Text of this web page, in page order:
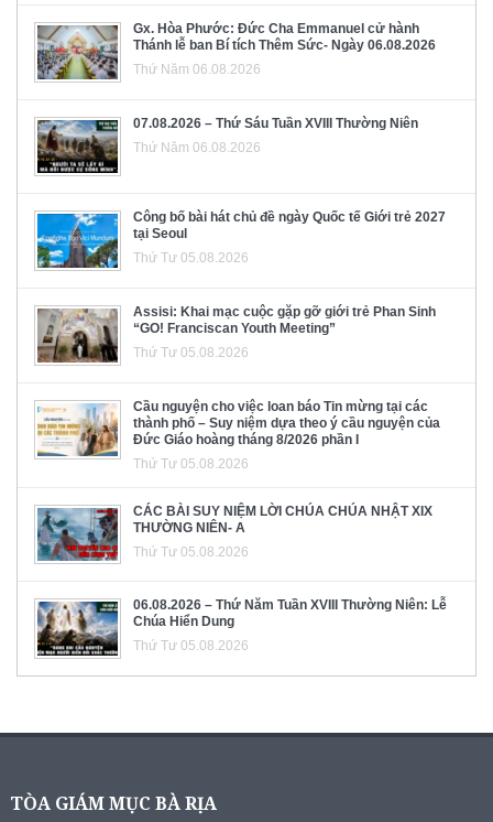
Gx. Hòa Phước: Đức Cha Emmanuel cử hành
Thánh lễ ban Bí tích Thêm Sức- Ngày 06.08.2026
Thứ Năm 06.08.2026
07.08.2026 – Thứ Sáu Tuần XVIII Thường Niên
Thứ Năm 06.08.2026
Công bố bài hát chủ đề ngày Quốc tế Giới trẻ 2027
tại Seoul
Thứ Tư 05.08.2026
Assisi: Khai mạc cuộc gặp gỡ giới trẻ Phan Sinh
“GO! Franciscan Youth Meeting”
Thứ Tư 05.08.2026
Cầu nguyện cho việc loan báo Tin mừng tại các
thành phố – Suy niệm dựa theo ý cầu nguyện của
Đức Giáo hoàng tháng 8/2026 phần I
Thứ Tư 05.08.2026
CÁC BÀI SUY NIỆM LỜI CHÚA CHÚA NHẬT XIX
THƯỜNG NIÊN- A
Thứ Tư 05.08.2026
06.08.2026 – Thứ Năm Tuần XVIII Thường Niên: Lễ
Chúa Hiển Dung
Thứ Tư 05.08.2026
TÒA GIÁM MỤC BÀ RỊA